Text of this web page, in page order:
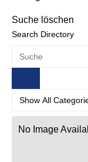
Suche löschen
Search Directory
No Image